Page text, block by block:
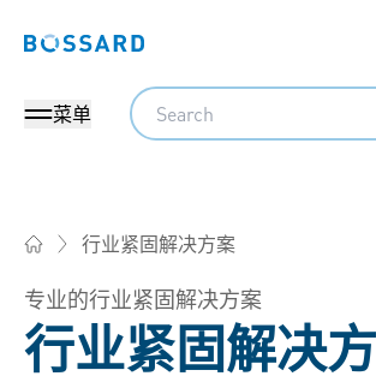
Bossard homepage
菜单
Search
行业紧固解决方案
专业的行业紧固解决方案
行业紧固解决